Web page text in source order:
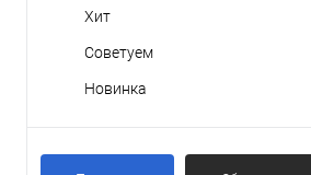
Хит
Советуем
Новинка